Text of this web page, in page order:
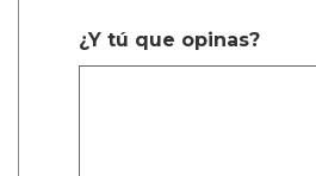
¿Y tú que opinas?